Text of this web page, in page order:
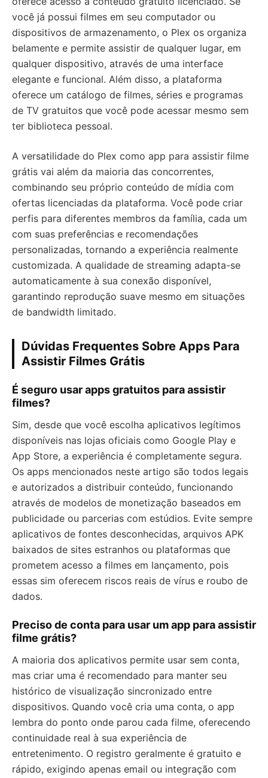
você já possui filmes em seu computador ou
dispositivos de armazenamento, o Plex os organiza
belamente e permite assistir de qualquer lugar, em
qualquer dispositivo, através de uma interface
elegante e funcional. Além disso, a plataforma
oferece um catálogo de filmes, séries e programas
de TV gratuitos que você pode acessar mesmo sem
ter biblioteca pessoal.
A versatilidade do Plex como app para assistir filme
grátis vai além da maioria das concorrentes,
combinando seu próprio conteúdo de mídia com
ofertas licenciadas da plataforma. Você pode criar
perfis para diferentes membros da família, cada um
com suas preferências e recomendações
personalizadas, tornando a experiência realmente
customizada. A qualidade de streaming adapta-se
automaticamente à sua conexão disponível,
garantindo reprodução suave mesmo em situações
de bandwidth limitado.
Dúvidas Frequentes Sobre Apps Para
Assistir Filmes Grátis
É seguro usar apps gratuitos para assistir
filmes?
Sim, desde que você escolha aplicativos legítimos
disponíveis nas lojas oficiais como Google Play e
App Store, a experiência é completamente segura.
Os apps mencionados neste artigo são todos legais
e autorizados a distribuir conteúdo, funcionando
através de modelos de monetização baseados em
publicidade ou parcerias com estúdios. Evite sempre
aplicativos de fontes desconhecidas, arquivos APK
baixados de sites estranhos ou plataformas que
prometem acesso a filmes em lançamento, pois
essas sim oferecem riscos reais de vírus e roubo de
dados.
Preciso de conta para usar um app para assistir
filme grátis?
A maioria dos aplicativos permite usar sem conta,
mas criar uma é recomendado para manter seu
histórico de visualização sincronizado entre
dispositivos. Quando você cria uma conta, o app
lembra do ponto onde parou cada filme, oferecendo
continuidade real à sua experiência de
entretenimento. O registro geralmente é gratuito e
rápido, exigindo apenas email ou integração com